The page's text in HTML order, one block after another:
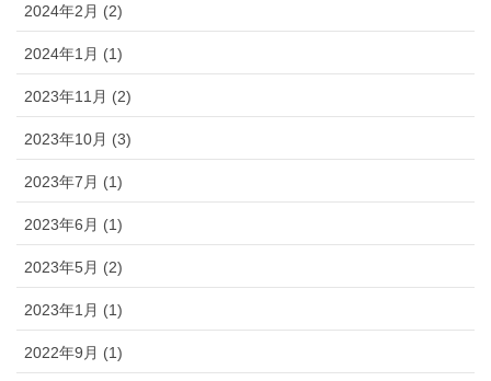
2024年2月 (2)
2024年1月 (1)
2023年11月 (2)
2023年10月 (3)
2023年7月 (1)
2023年6月 (1)
2023年5月 (2)
2023年1月 (1)
2022年9月 (1)